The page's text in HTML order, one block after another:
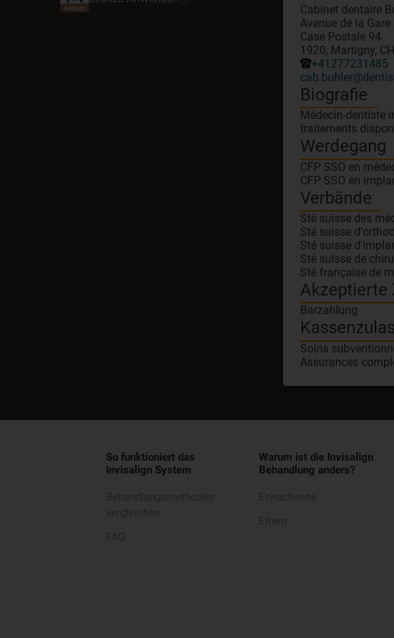
Cabinet dentaire
Avenue de la Gare
Case Postale 94
1920, Martigny, CH
+41277231485
Biografie
Médecin-dentiste
traitements
Werdegang
CFP SSO en
CFP SSO en
Verbände
Sté suisse des
Sté suisse
Sté suisse
Sté suisse de
Sté française de
Akzeptierte
Barzahlung
Soins
Assurances
So funktioniert das
Invisalign System
Warum ist die Invisalign
Behandlung anders?